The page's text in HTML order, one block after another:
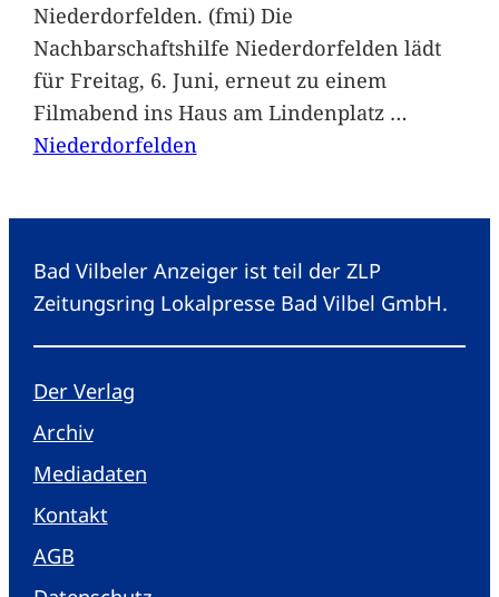
Niederdorfelden. (fmi) Die
Nachbarschaftshilfe Niederdorfelden lädt
für Freitag, 6. Juni, erneut zu einem
Filmabend ins Haus am Lindenplatz …
Niederdorfelden
Bad Vilbeler Anzeiger ist teil der ZLP
Zeitungsring Lokalpresse Bad Vilbel GmbH.
Der Verlag
Archiv
Mediadaten
Kontakt
AGB